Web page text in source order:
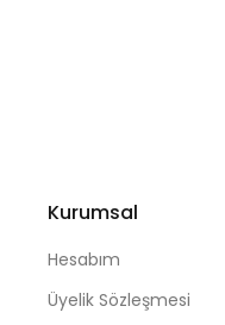
Kurumsal
Hesabım
Üyelik Sözleşmesi